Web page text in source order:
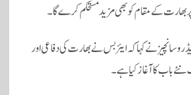
کے مقام کو بھی مزید مستحکم کرے گا۔
سانچیز نے کہا کہ ایئربس نے بھارت کی دفاعی اور
باب کا آغاز کیا ہے۔